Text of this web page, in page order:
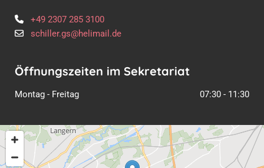
 +49 2307 285 3100
 schiller.gs@helimail.de
Öffnungszeiten im Sekretariat
Montag - Freitag 07:30 - 11:30